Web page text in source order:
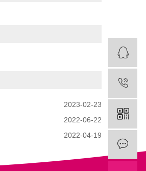
2023-02-23
2022-06-22
2022-04-19